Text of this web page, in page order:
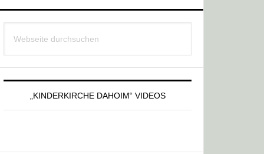
Haupt-
Sidebar
durchsuchen
„KINDERKIRCHE DAHOIM“ VIDEOS